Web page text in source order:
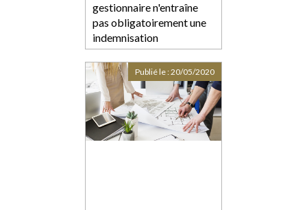
gestionnaire n'entraîne
pas obligatoirement une
indemnisation
Publié le :20/05/2020